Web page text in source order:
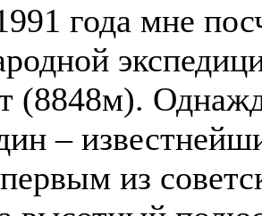
года мне
(8848м).
–
из